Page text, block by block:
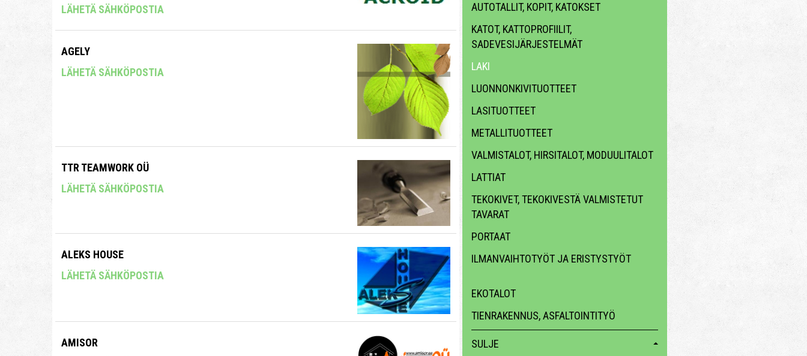
LÄHETÄ SÄHKÖPOSTIA
AGELY
LÄHETÄ SÄHKÖPOSTIA
TTR TEAMWORK OÜ
LÄHETÄ SÄHKÖPOSTIA
ALEKS HOUSE
LÄHETÄ SÄHKÖPOSTIA
AMISOR
AUTOTALLIT, KOPIT, KATOKSET
KATOT, KATTOPROFIILIT,
SADEVESIJÄRJESTELMÄT
LAKI
LUONNONKIVITUOTTEET
LASITUOTTEET
METALLITUOTTEET
VALMISTALOT, HIRSITALOT, MODUULITALOT
LATTIAT
TEKOKIVET, TEKOKIVESTÄ VALMISTETUT
TAVARAT
PORTAAT
ILMANVAIHTOTYÖT JA ERISTYSTYÖT
EKOTALOT
TIENRAKENNUS, ASFALTOINTITYÖ
SULJE